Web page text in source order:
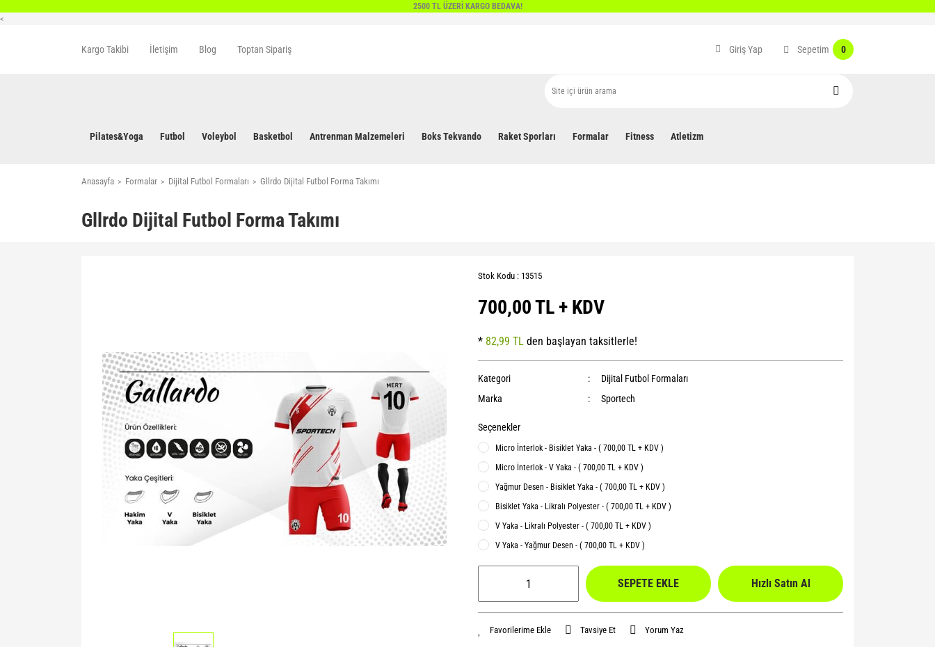
2500 TL ÜZERİ KARGO BEDAVA!
<
Kargo Takibi İletişim Blog Toptan Sipariş Giriş Yap Sepetim 0
Pilates&Yoga Futbol Voleybol Basketbol Antrenman Malzemeleri Boks Tekvando Raket Sporları Formalar Fitness Atletizm
Anasayfa Formalar Dijital Futbol Formaları Gllrdo Dijital Futbol Forma Takımı
Gllrdo Dijital Futbol Forma Takımı
Stok Kodu : 13515
700,00 TL + KDV
* 82,99 TL den başlayan taksitlerle!
Kategori
Dijital Futbol Formaları
Marka
Sportech
Seçenekler
Micro İnterlok - Bisiklet Yaka - ( 700,00 TL + KDV )
Micro İnterlok - V Yaka - ( 700,00 TL + KDV )
Yağmur Desen - Bisiklet Yaka - ( 700,00 TL + KDV )
Bisiklet Yaka - Likralı Polyester - ( 700,00 TL + KDV )
V Yaka - Likralı Polyester - ( 700,00 TL + KDV )
V Yaka - Yağmur Desen - ( 700,00 TL + KDV )
SEPETE EKLE Hızlı Satın Al
Tavsiye Et Yorum Yaz